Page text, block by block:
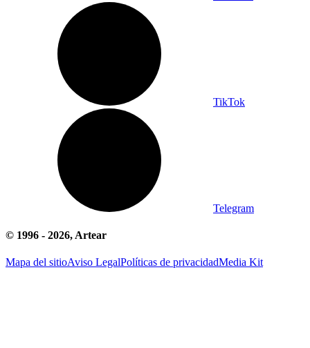
TikTok
Telegram
© 1996 - 2026, Artear
Mapa del sitioAviso LegalPolíticas de privacidadMedia Kit